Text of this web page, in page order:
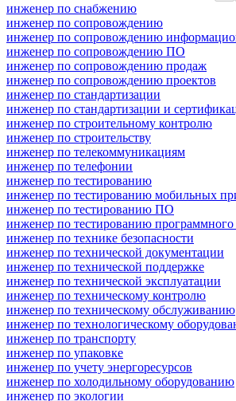
инженер по снабжению
инженер по сопровождению
инженер по сопровождению
инженер по сопровождению ПО
инженер по сопровождению продаж
инженер по сопровождению проектов
инженер по стандартизации
инженер по стандартизации и
инженер по строительному контролю
инженер по строительству
инженер по телекоммуникациям
инженер по телефонии
инженер по тестированию
инженер по тестированию мобильных
инженер по тестированию ПО
инженер по тестированию программного
инженер по технике безопасности
инженер по технической документации
инженер по технической поддержке
инженер по технической эксплуатации
инженер по техническому контролю
инженер по техническому обслуживанию
инженер по технологическому
инженер по транспорту
инженер по упаковке
инженер по учету энергоресурсов
инженер по холодильному оборудованию
инженер по экологии